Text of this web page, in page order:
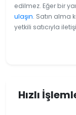
edilmez. Eğer bir
ulaşın. Satın alma
yetkili satıcıyla
Hızlı